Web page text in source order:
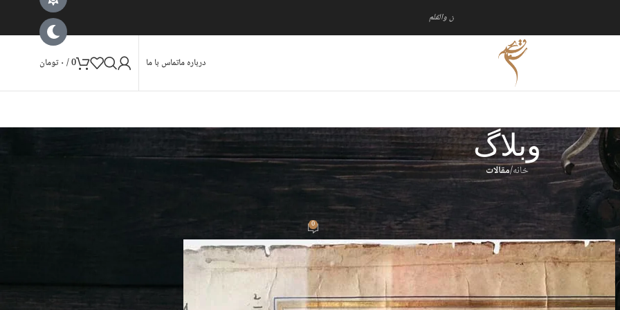
ن والقلم
درباره ماتماس با ما 0
/ ۰ تومان
وبلاگ
خانه/مقالات
مجموعه‌دارانی که شاهکاری را تکه‌تکه کردند
ارسال توسط سماع قلمدر تاریخ 1403/10/24 0